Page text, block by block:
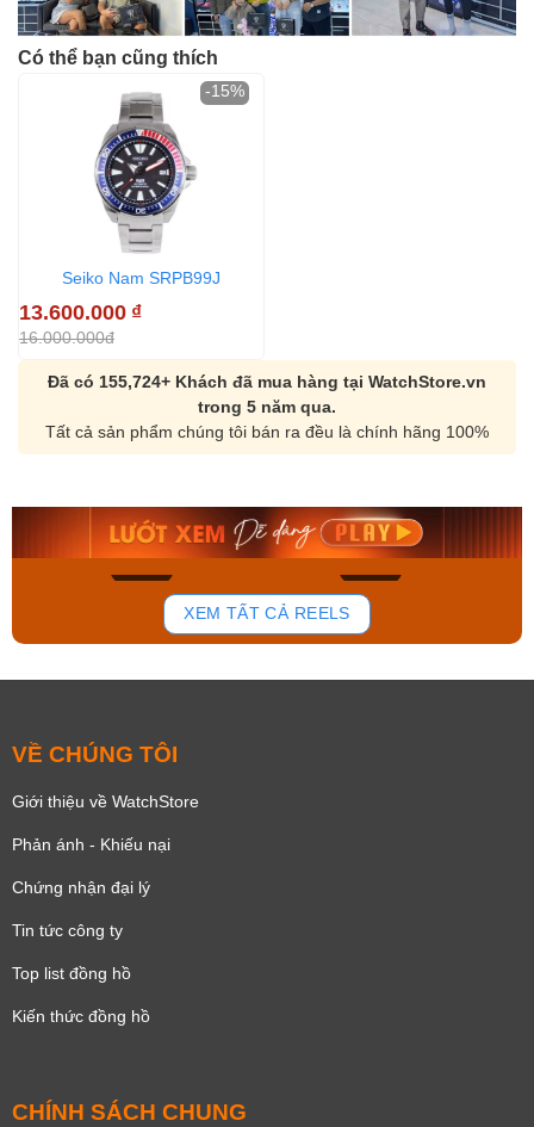
Có thể bạn cũng thích
Seiko Nam SRPB99J
13.600.000 ₫
16.000.000đ
-15%
Đã có 155,724+ Khách đã mua hàng tại WatchStore.vn
trong 5 năm qua.
Tất cả sản phẩm chúng tôi bán ra đều là chính hãng 100%
176
Orient Nam RA-
Mua ngay
Casio Nam MTS-
Mua ngay
XEM TẤT CẢ REELS
VỀ CHÚNG TÔI
Giới thiệu về WatchStore
Phản ánh - Khiếu nại
Chứng nhận đại lý
Tin tức công ty
Top list đồng hồ
Kiến thức đồng hồ
CHÍNH SÁCH CHUNG